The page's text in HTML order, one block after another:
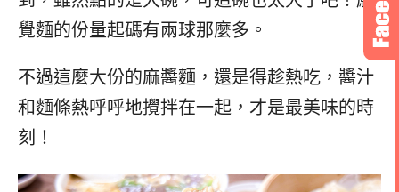
覺麵的份量起碼有兩球那麼多。
不過這麼大份的麻醬麵，還是得趁熱吃，醬汁
和麵條熱呼呼地攪拌在一起，才是最美味的時
刻！